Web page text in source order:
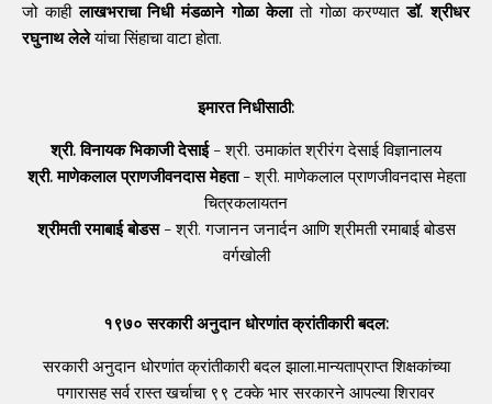
जो काहीलाखभराचा निधी मंडळाने गोळा केलातो गोळा करण्यातडॉ. श्रीधर
रघुनाथ लेलेयांचा सिंहाचा वाटा होता.
इमारत निधीसाठी:
श्री. विनायक भिकाजी देसाई– श्री. उमाकांत श्रीरंग देसाई विज्ञानालय
श्री. माणेकलाल प्राणजीवनदास मेहता– श्री. माणेकलाल प्राणजीवनदास मेहता
चित्रकलायतन
श्रीमती रमाबाई बोडस– श्री. गजानन जनार्दन आणि श्रीमती रमाबाई बोडस
वर्गखोली
१९७० सरकारी अनुदान धोरणांत क्रांतीकारी बदल:
सरकारी अनुदान धोरणांत क्रांतीकारी बदल झाला.मान्यताप्राप्त शिक्षकांच्या
पगारासह सर्व रास्त खर्चाचा ९९ टक्के भार सरकारने आपल्या शिरावर